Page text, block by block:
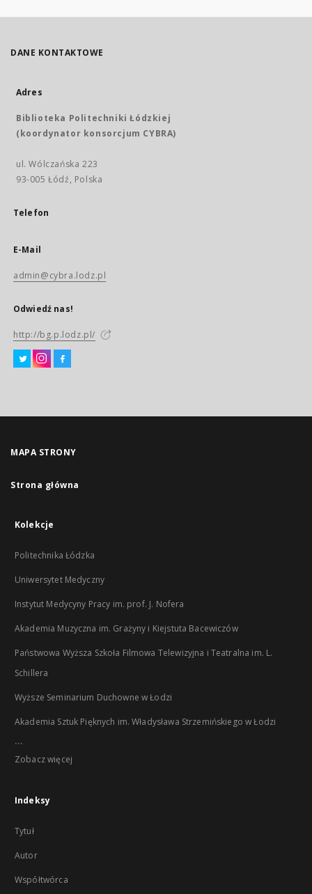
DANE KONTAKTOWE
Adres
Biblioteka Politechniki Łódzkiej
(koordynator konsorcjum CYBRA)
ul. Wólczańska 223
93-005 Łódź, Polska
Telefon
E-Mail
admin@cybra.lodz.pl
Odwiedź nas!
http://bg.p.lodz.pl/
MAPA STRONY
Strona główna
Kolekcje
Politechnika Łódzka
Uniwersytet Medyczny
Instytut Medycyny Pracy im. prof. J. Nofera
Akademia Muzyczna im. Grażyny i Kiejstuta Bacewiczów
Państwowa Wyższa Szkoła Filmowa Telewizyjna i Teatralna im. L.
Schillera
Wyższe Seminarium Duchowne w Łodzi
Akademia Sztuk Pięknych im. Władysława Strzemińskiego w Łodzi
...
Zobacz więcej
Indeksy
Tytuł
Autor
Współtwórca